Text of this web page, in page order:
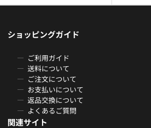
ショッピングガイド
ご利用ガイド
送料について
ご注文について
お支払いについて
返品交換について
よくあるご質問
関連サイト